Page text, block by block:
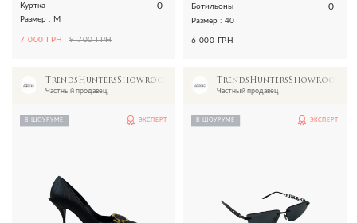
0
Куртка
Размер : M
7 000 ГРН 9 700 ГРН
0
Ботильоны
Размер : 40
6 000 ГРН
TrendsHuntersShowroom
Частный продавец
В ШОУРУМЕ ЭКСПЕРТ
TrendsHuntersShowroom
Частный продавец
В ШОУРУМЕ ЭКСПЕРТ